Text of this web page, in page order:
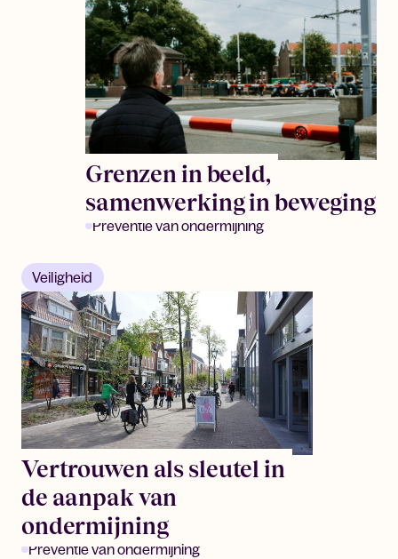
Grenzen in beeld,
samenwerking in beweging
Preventie van ondermijning
Veiligheid
Vertrouwen als sleutel in
de aanpak van
ondermijning
Preventie van ondermijning